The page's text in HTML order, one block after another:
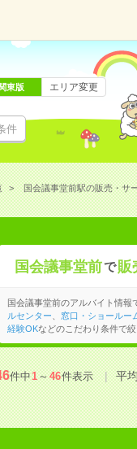
件
東版 エリア変更
国会議事堂前駅の販売・サ
国会議事堂前で 販
国会議事堂前のアルバイト情報
ルセンター
窓口・ショールー
経験OKなどのこだわり条件で絞
件中1～46件表示 平